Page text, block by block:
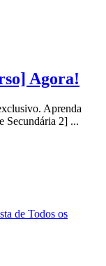
Agora!
Aprenda
Secundária 2] ...
de Todos os